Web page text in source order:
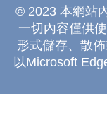
© 2023 本網站
一切內容僅供
形式儲存、散
以Microsoft